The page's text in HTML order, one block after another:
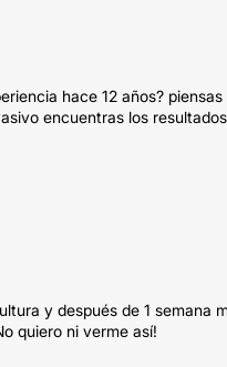
hace 12 años?
encuentras los
y después de 1 semana
quiero ni verme así!